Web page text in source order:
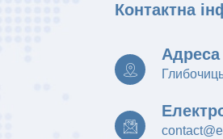
Контактна
Адреса